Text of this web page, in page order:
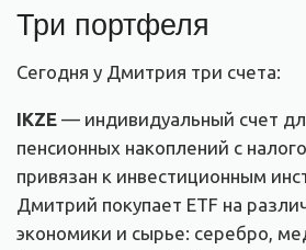
Три портфеля
Сегодня у Дмитрия три счета:
IKZE — индивидуальный счет
пенсионных накоплений с
привязан к инвестиционным
Дмитрий покупает ETF на
экономики и сырье: серебро,